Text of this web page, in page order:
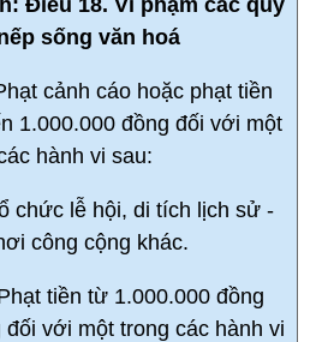
Điều 18. Vi phạm các quy
sống văn hoá
cảnh cáo hoặc phạt tiền
1.000.000 đồng đối với một
hành vi sau:
chức lễ hội, di tích lịch sử -
công cộng khác.
tiền từ 1.000.000 đồng
với một trong các hành vi